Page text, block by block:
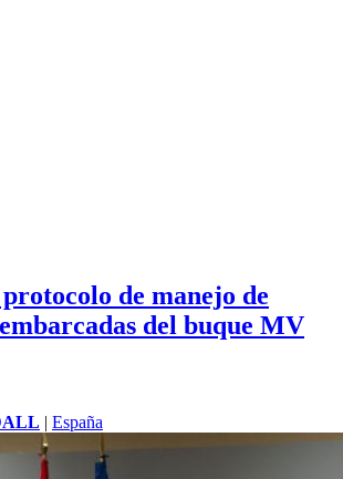
de manejo de
del buque MV
| España